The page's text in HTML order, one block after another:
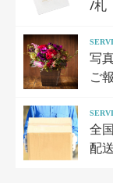
/札
写
ご
全国
配